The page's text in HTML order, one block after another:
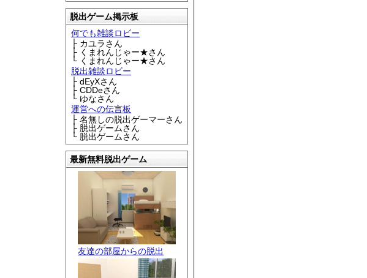
脱出ゲーム掲示板
何でも雑談ロビー
├ カユラさん
├ くまれんじゃー★さん
└ くまれんじゃー★さん
脱出雑談ロビー
├ dEyXさん
├ CDDeさん
└ ゆなさん
運営への伝言板
├ 名無しの脱出ゲーマーさん
├ 脱出ゲームさん
└ 脱出ゲームさん
最新無料脱出ゲーム
友達の部屋からの脱出